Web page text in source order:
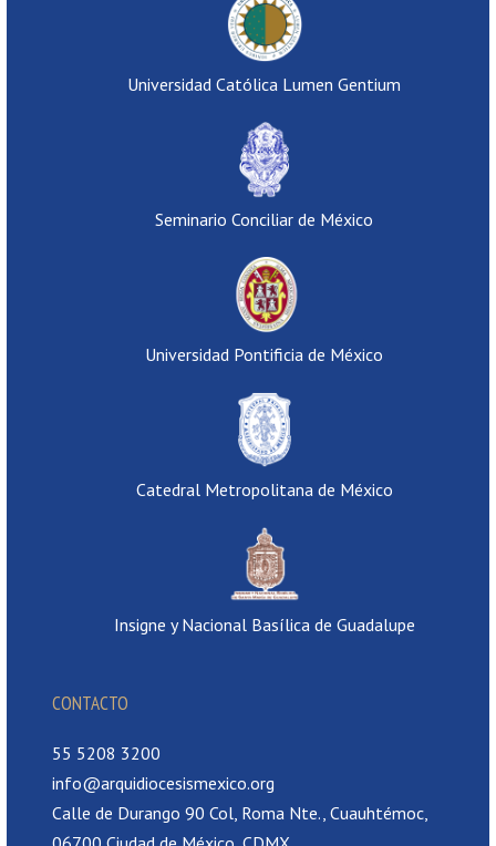
Universidad Católica Lumen Gentium
Seminario Conciliar de México
Universidad Pontificia de México
Catedral Metropolitana de México
Insigne y Nacional Basílica de Guadalupe
CONTACTO
55 5208 3200
info@arquidiocesismexico.org
Calle de Durango 90 Col, Roma Nte., Cuauhtémoc,